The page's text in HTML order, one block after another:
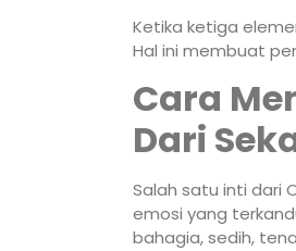
Ketika ketiga
Hal ini membuat
Cara
Dari
Salah satu inti dari
emosi yang
bahagia, sedih,